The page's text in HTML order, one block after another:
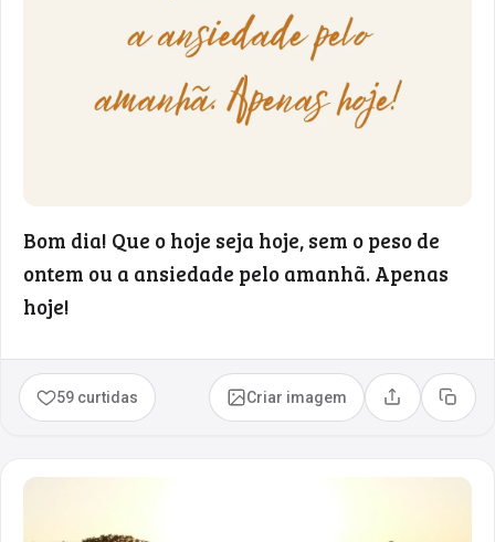
Bom dia! Que o hoje seja hoje, sem o peso de
ontem ou a ansiedade pelo amanhã. Apenas
hoje!
59 curtidas Criar imagem Compartilhar
Copiar